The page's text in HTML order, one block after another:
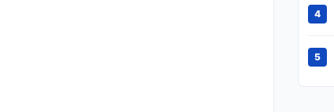
4
5